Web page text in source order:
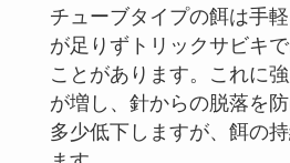
チューブタイプの餌は手
が足りずトリックサビキ
ことがあります。これに
が増し、針からの脱落を
多少低下しますが、餌の